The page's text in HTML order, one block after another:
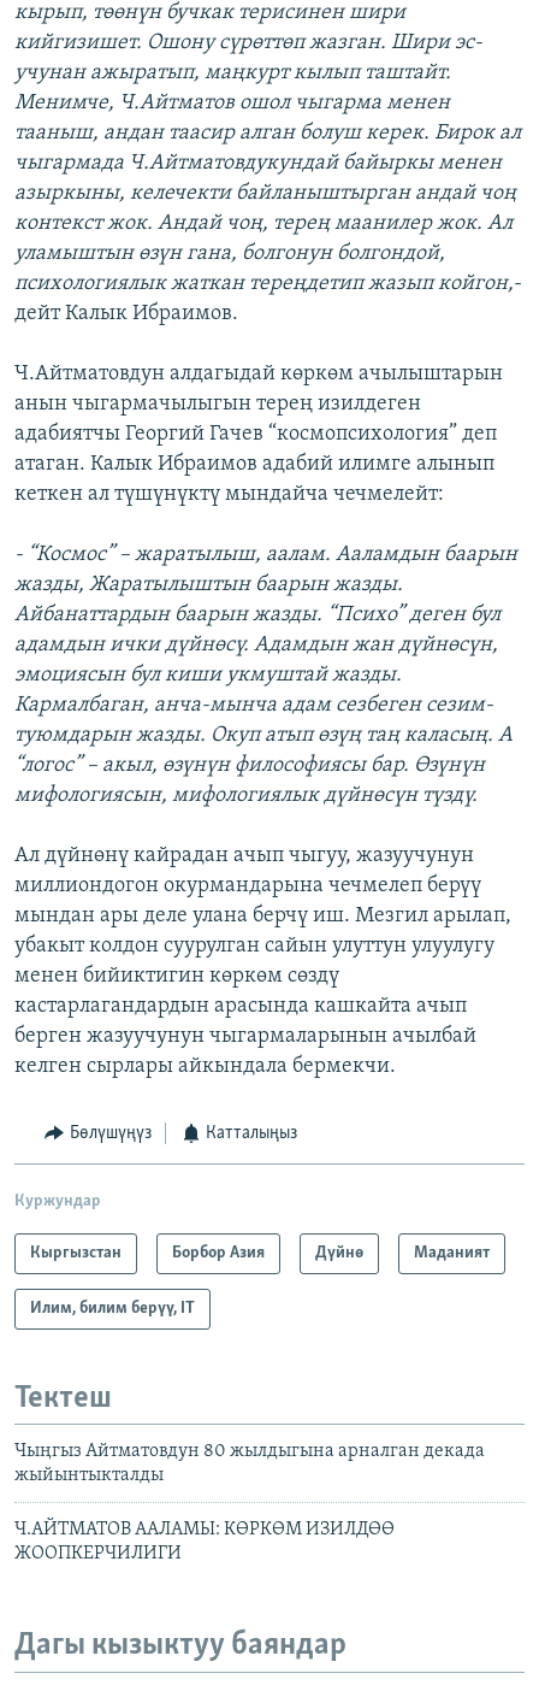
кырып, төөнүн бучкак терисинен шири
кийгизишет. Ошону сүрөттөп жазган. Шири эс-
учунан ажыратып, маңкурт кылып таштайт.
Менимче, Ч.Айтматов ошол чыгарма менен
тааныш, андан таасир алган болуш керек. Бирок ал
чыгармада Ч.Айтматовдукундай байыркы менен
азыркыны, келечекти байланыштырган андай чоң
контекст жок. Андай чоң, терең маанилер жок. Ал
уламыштын өзүн гана, болгонун болгондой,
психологиялык жаткан тереңдетип жазып койгон,-
дейт Калык Ибраимов.
Ч.Айтматовдун алдагыдай көркөм ачылыштарын
анын чыгармачылыгын терең изилдеген
адабиятчы Георгий Гачев “космопсихология” деп
атаган. Калык Ибраимов адабий илимге алынып
кеткен ал түшүнүктү мындайча чечмелейт:
- “Космос” – жаратылыш, аалам. Ааламдын баарын
жазды, Жаратылыштын баарын жазды.
Айбанаттардын баарын жазды. “Психо” деген бул
адамдын ички дүйнөсү. Адамдын жан дүйнөсүн,
эмоциясын бул киши укмуштай жазды.
Кармалбаган, анча-мынча адам сезбеген сезим-
туюмдарын жазды. Окуп атып өзүң таң каласың. А
“логос” – акыл, өзүнүн философиясы бар. Өзүнүн
мифологиясын, мифологиялык дүйнөсүн түздү.
Ал дүйнөнү кайрадан ачып чыгуу, жазуучунун
миллиондогон окурмандарына чечмелеп берүү
мындан ары деле улана берчү иш. Мезгил арылап,
убакыт колдон суурулган сайын улуттун улуулугу
менен бийиктигин көркөм сөздү
кастарлагандардын арасында кашкайта ачып
берген жазуучунун чыгармаларынын ачылбай
келген сырлары айкындала бермекчи.
Бөлүшүңүз Катталыңыз
Куржундар
Кыргызстан Борбор Азия Дүйнө Маданият
Илим, билим берүү, IT
Тектеш
Чыңгыз Айтматовдун 80 жылдыгына арналган декада
жыйынтыкталды
Ч.АЙТМАТОВ ААЛАМЫ: КӨРКӨМ ИЗИЛДӨӨ
ЖООПКЕРЧИЛИГИ
Дагы кызыктуу баяндар